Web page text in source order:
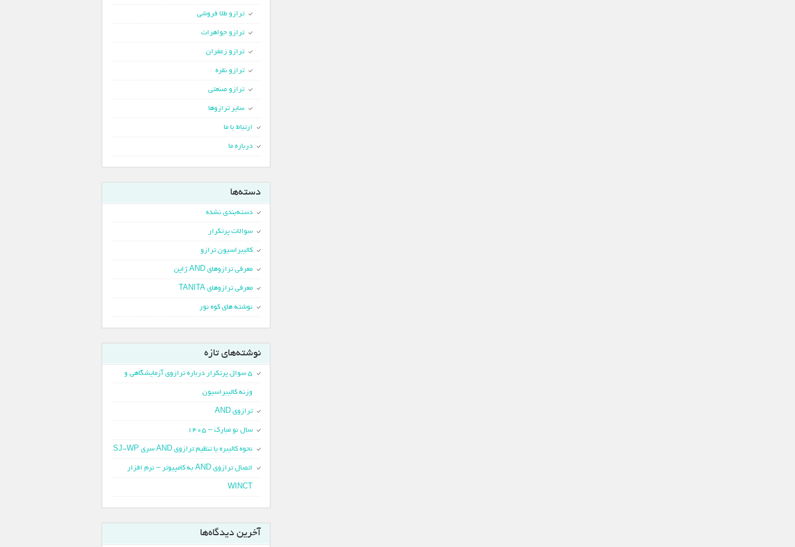
ترازو طلا فروشی
ترازو جواهرات
ترازو زعفران
ترازو نقره
ترازو صنعتی
سایر ترازوها
ارتباط با ما
درباره ما
دسته‌ها
دسته‌بندی نشده
سوالات پرتکرار
کالیبراسیون ترازو
معرفی ترازوهای AND ژاپن
معرفی ترازوهای TANITA
نوشته های کوه نور
نوشته‌های تازه
5 سوال پرتکرار درباره ترازوی آزمایشگاهی و
وزنه کالیبراسیون
ترازوی AND
سال نو مبارک – 1405
نحوه کالیبره یا تنظیم ترازوی AND سری SJ-WP
اتصال ترازوی AND به کامپیوتر – نرم افزار
WINCT
آخرین دیدگاه‌ها